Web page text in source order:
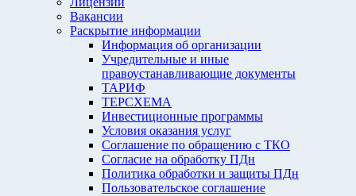
Вакансии
Раскрытие информации
Информация об организации
Учредительные и иные
правоустанавливающие документы
ТАРИФ
ТЕРСХЕМА
Инвестиционные программы
Условия оказания услуг
Соглашение по обращению с ТКО
Согласие на обработку ПДн
Политика обработки и защиты ПДн
Пользовательское соглашение